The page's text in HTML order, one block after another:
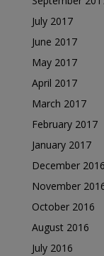
July 2017
June 2017
May 2017
April 2017
March 2017
February 2017
January 2017
December 2016
November
October 2016
August 2016
July 2016